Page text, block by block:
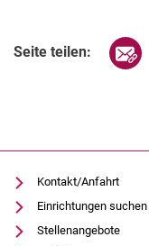
Seite teilen:
Kontakt/Anfahrt
Einrichtungen suchen
Stellenangebote